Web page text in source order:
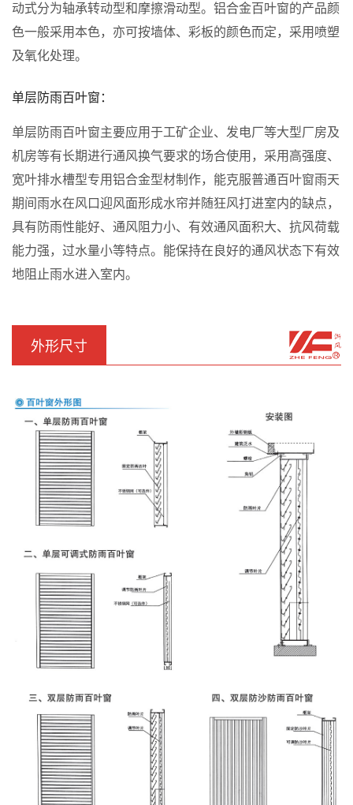
动式分为轴承转动型和摩擦滑动型。铝合金百叶窗的产品颜
色一般采用本色，亦可按墙体、彩板的颜色而定，采用喷塑
及氧化处理。
单层防雨百叶窗：
单层防雨百叶窗主要应用于工矿企业、发电厂等大型厂房及
机房等有长期进行通风换气要求的场合使用，采用高强度、
宽叶排水槽型专用铝合金型材制作，能克服普通百叶窗雨天
期间雨水在风口迎风面形成水帘并随狂风打进室内的缺点，
具有防雨性能好、通风阻力小、有效通风面积大、抗风荷载
能力强，过水量小等特点。能保持在良好的通风状态下有效
地阻止雨水进入室内。
外形尺寸